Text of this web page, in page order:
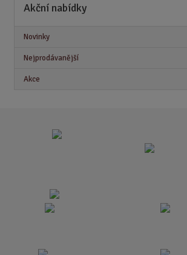
Akční nabídky
Novinky
Nejprodávanější
Akce